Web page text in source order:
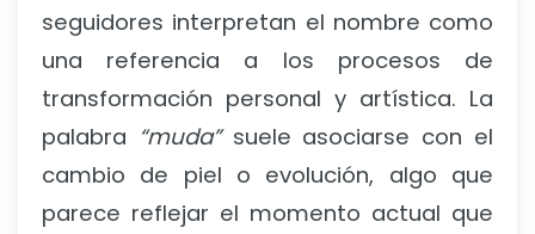
seguidores interpretan el nombre como
una referencia a los procesos de
transformación personal y artística. La
palabra “muda”suele asociarse con el
cambio de piel o evolución, algo que
parece reflejar el momento actual que